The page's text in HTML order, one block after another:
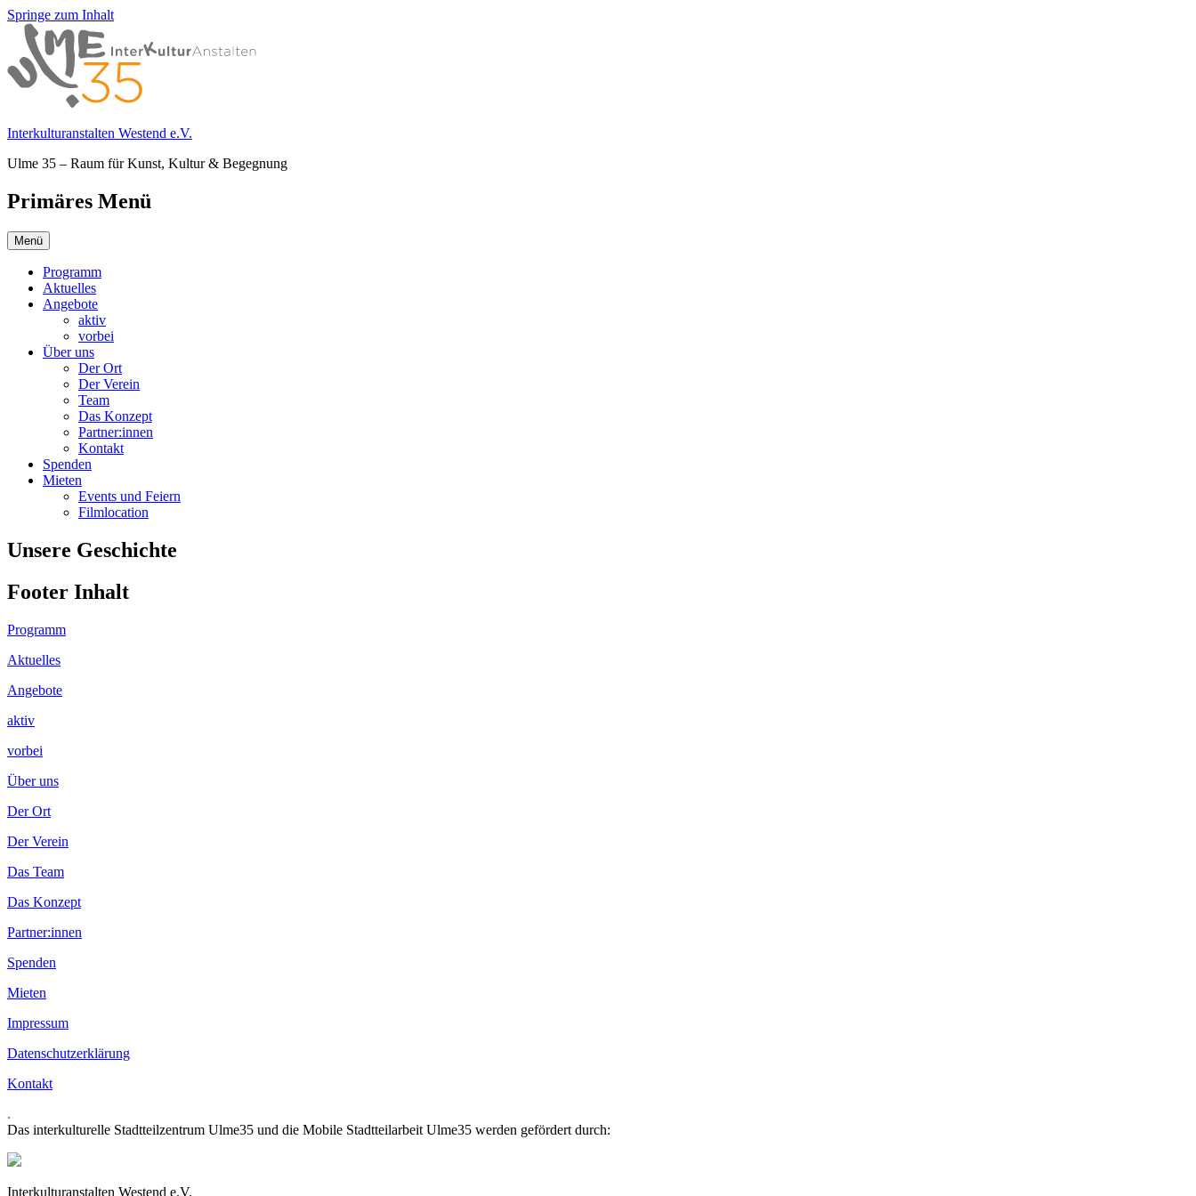
Springe zum Inhalt
Interkulturanstalten Westend e.V.
Ulme 35 – Raum für Kunst, Kultur & Begegnung
Primäres Menü
Menü
Programm
Aktuelles
Angebote
aktiv
vorbei
Über uns
Der Ort
Der Verein
Team
Das Konzept
Partner:innen
Kontakt
Spenden
Mieten
Events und Feiern
Filmlocation
Unsere Geschichte
Footer Inhalt
Programm
Aktuelles
Angebote
aktiv
vorbei
Über uns
Der Ort
Der Verein
Das Team
Das Konzept
Partner:innen
Spenden
Mieten
Impressum
Datenschutzerklärung
Kontakt
.
Das interkulturelle Stadtteilzentrum Ulme35 und die Mobile Stadtteilarbeit Ulme35 werden gefördert durch:
Interkulturanstalten Westend e.V.